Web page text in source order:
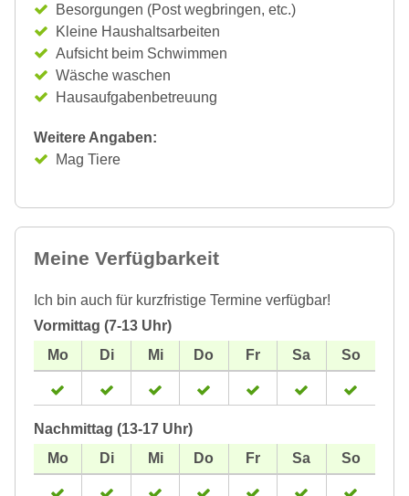
Besorgungen (Post wegbringen, etc.)
Kleine Haushaltsarbeiten
Aufsicht beim Schwimmen
Wäsche waschen
Hausaufgabenbetreuung
Weitere Angaben:
Mag Tiere
Meine Verfügbarkeit
Ich bin auch für kurzfristige Termine verfügbar!
Vormittag (7-13 Uhr)
Nachmittag (13-17 Uhr)